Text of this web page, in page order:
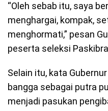
“Oleh sebab itu, saya
menghargai, kompak,
menghormati,” pesan
peserta seleksi
Selain itu, kata
bangga sebagai putra
menjadi pasukan